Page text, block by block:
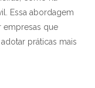
Essa abordagem
empresas que
práticas mais